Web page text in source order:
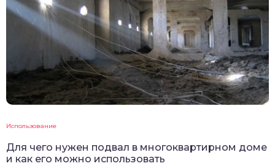
Использование
Для чего нужен подвал в многоквартирном доме
и как его можно использовать